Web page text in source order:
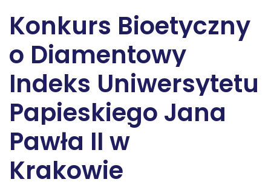
Konkurs Bioetyczny
o Diamentowy
Indeks Uniwersytetu
Papieskiego Jana
Pawła II w
Krakowie